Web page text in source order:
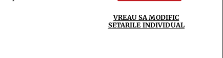
VREAU SA MODIFIC
SETARILE INDIVIDUAL